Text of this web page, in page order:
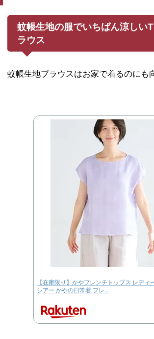
蚊帳生地の服でいちばん涼しい
ラウス
蚊帳生地ブラウスはお家で着るのにも
【在庫限り】かやフレンチトップス レディ
シアー かやの日常着 フレ...